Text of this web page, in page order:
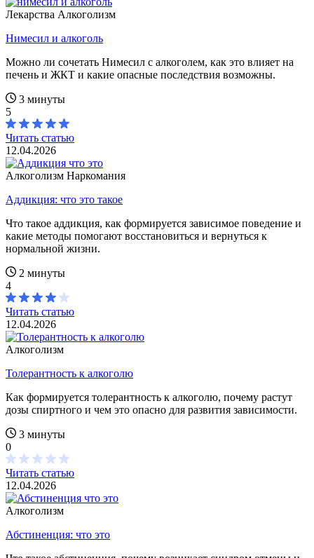
Лекарства Алкоголизм
Нимесил и алкоголь
Можно ли сочетать Нимесил с алкоголем, как это влияет на
печень и ЖКТ и какие опасные последствия возможны.
3 минуты
5
Читать статью
12.04.2026
Алкоголизм Наркомания
Аддикция: что это такое
Что такое аддикция, как формируется зависимое поведение и
какие методы помогают восстановиться и вернуться к
нормальной жизни.
2 минуты
4
Читать статью
12.04.2026
Алкоголизм
Толерантность к алкоголю
Как формируется толерантность к алкоголю, почему растут
дозы спиртного и чем это опасно для развития зависимости.
3 минуты
0
Читать статью
12.04.2026
Алкоголизм
Абстиненция: что это